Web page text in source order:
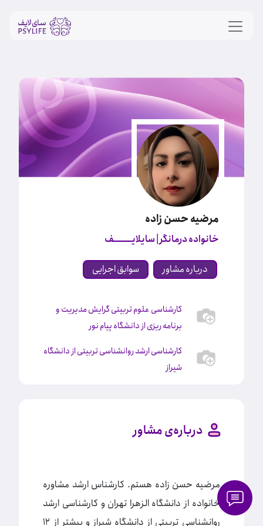
مرضیه حسن زاده
خانواده درمانگر | سایلایــــــــف
درباره مشاور سوابق اجرایی
کارشناسی علوم تربیتی گرایش مدیریت و
برنامه ریزی از دانشگاه پیام نور
کارشناسی ارشد روانشناسی تربیتی از دانشگاه
شیراز
درباره‌ی مشاور
مرضیه حسن زاده هستم. کارشناس ارشد مشاوره
خانواده از دانشگاه الزهرا تهران و کارشناسی ارشد
روانشناسی تربیتی از دانشگاه شیراز و بیشتر از 12